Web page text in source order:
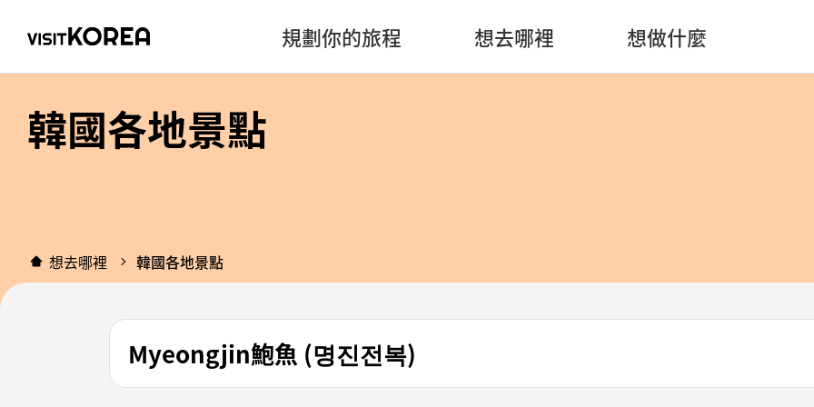
規劃你的旅程 想去哪裡 想做什麼
韓國各地景點
想去哪裡 韓國各地景點
Myeongjin鮑魚 (명진전복)